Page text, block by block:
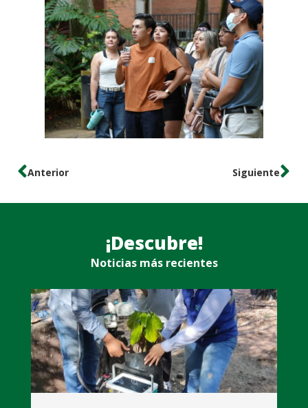
Anterior Siguiente
¡Descubre!
Noticias más recientes